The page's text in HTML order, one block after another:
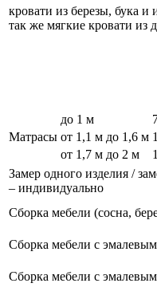
кровати из березы, бука и
так же мягкие кровати из
Матрасы
до 1 м
от 1,1 м до 1,6 м
от 1,7 м до 2 м
Замер одного изделия /
– индивидуально
Сборка мебели (сосна,
Сборка мебели с
Сборка мебели с